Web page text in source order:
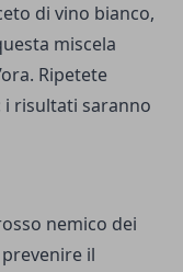
di vino bianco,
miscela
Ripetete
i risultati saranno
nemico dei
il